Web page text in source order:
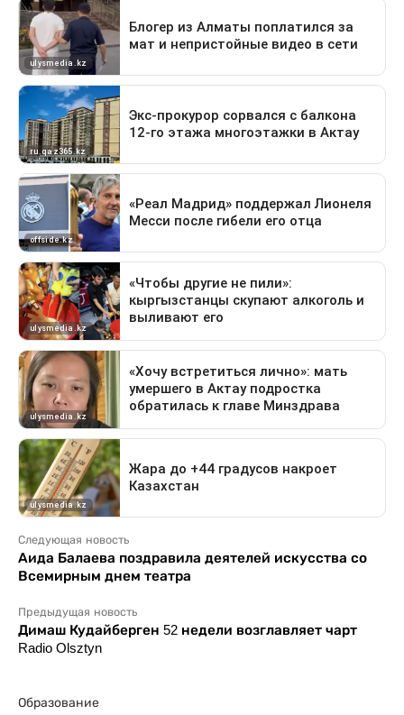
Следующая новость
Аида Балаева поздравила деятелей искусства со
Всемирным днем театра
Предыдущая новость
Димаш Кудайберген 52 недели возглавляет чарт
Radio Olsztyn
Образование